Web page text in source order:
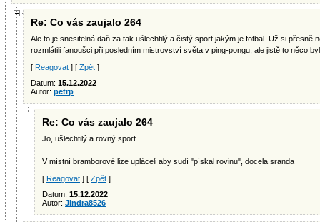
Re: Co vás zaujalo 264
Ale to je snesitelná daň za tak ušlechtilý a čistý sport jakým je fotbal. Už si přesně
rozmlátili fanoušci při posledním mistrovství světa v ping-pongu, ale jistě to něco
[ Reagovat ] [ Zpět ]
Datum: 15.12.2022
Autor: petrp
Re: Co vás zaujalo 264
Jo, ušlechtilý a rovný sport.
V místní bramborové lize upláceli aby sudí "pískal rovinu", docela sranda
[ Reagovat ] [ Zpět ]
Datum: 15.12.2022
Autor: Jindra8526